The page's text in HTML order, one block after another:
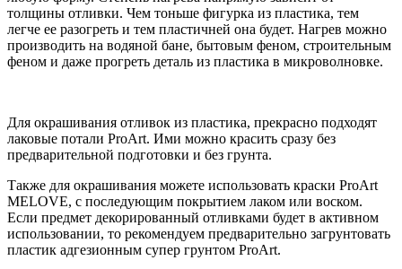
толщины отливки. Чем тоньше фигурка из пластика, тем
легче ее разогреть и тем пластичней она будет. Нагрев можно
производить на водяной бане, бытовым феном, строительным
феном и даже прогреть деталь из пластика в микроволновке.
Для окрашивания отливок из пластика, прекрасно подходят
лаковые потали ProArt. Ими можно красить сразу без
предварительной подготовки и без грунта.
Также для окрашивания можете использовать краски ProArt
MELOVE, с последующим покрытием лаком или воском.
Если предмет декорированный отливками будет в активном
использовании, то рекомендуем предварительно загрунтовать
пластик адгезионным супер грунтом ProArt.